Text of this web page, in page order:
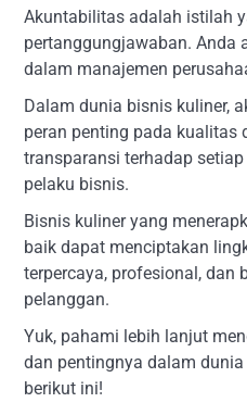
Akuntabilitas adalah istilah
pertanggungjawaban. Anda
dalam manajemen
Dalam dunia bisnis kuliner,
peran penting pada kualitas
transparansi terhadap
pelaku bisnis.
Bisnis kuliner yang
baik dapat menciptakan
terpercaya, profesional, dan
pelanggan.
Yuk, pahami lebih lanjut
dan pentingnya dalam
berikut ini!